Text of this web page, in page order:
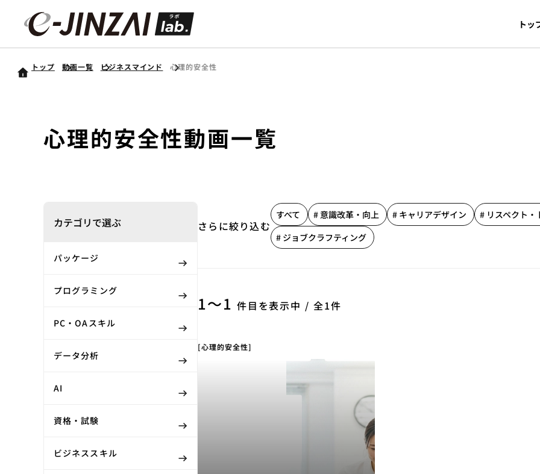
トッ
トップ 動画一覧 ビジネスマインド 心理的安全性
心理的安全性動画一覧
カテゴリで選ぶ
パッケージ
プログラミング
PC・OAスキル
データ分析
AI
資格・試験
ビジネススキル
さらに絞り込む
すべて # 意識改革・向上 # キャリアデザイン
# リスペクト・
# ジョブクラフティング
1〜1 件目を表示中 / 全1件
[心理的安全性]